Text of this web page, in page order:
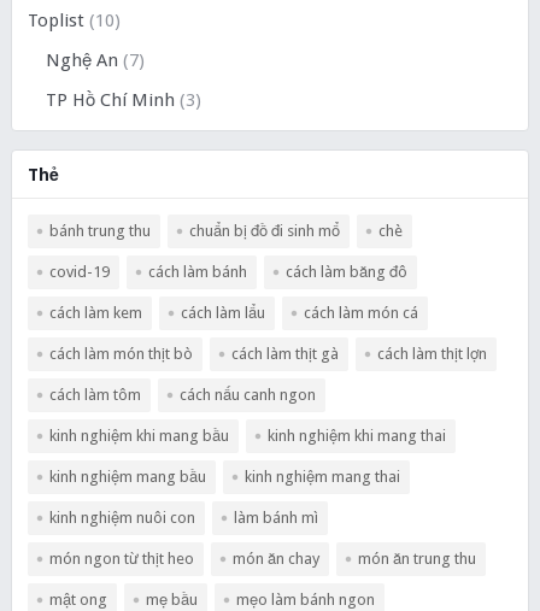
Toplist(10)
Nghệ An (7)
TP Hồ Chí Minh (3)
Thẻ
bánh trung thu chuẩn bị đồ đi sinh mổ chè
covid-19 cách làm bánh cách làm băng đô
cách làm kem cách làm lẩu cách làm món cá
cách làm món thịt bò cách làm thịt gà cách làm thịt lợn
cách làm tôm cách nấu canh ngon
kinh nghiệm khi mang bầu kinh nghiệm khi mang thai
kinh nghiệm mang bầu kinh nghiệm mang thai
kinh nghiệm nuôi con làm bánh mì
món ngon từ thịt heo món ăn chay món ăn trung thu
mật ong mẹ bầu mẹo làm bánh ngon